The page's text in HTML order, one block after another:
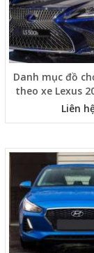
Danh mục đồ
theo xe Lexus
Liên